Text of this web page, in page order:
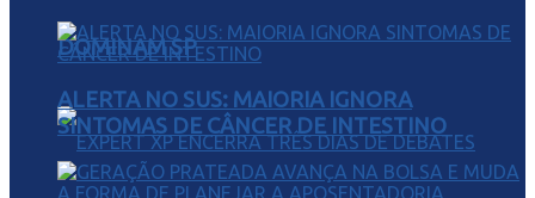
DOMINAM SP
ALERTA NO SUS: MAIORIA IGNORA
SINTOMAS DE CÂNCER DE INTESTINO